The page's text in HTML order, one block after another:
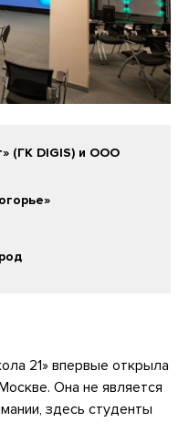
(ГК DIGIS) и ООО
21» впервые открыла
Она не является
здесь студенты